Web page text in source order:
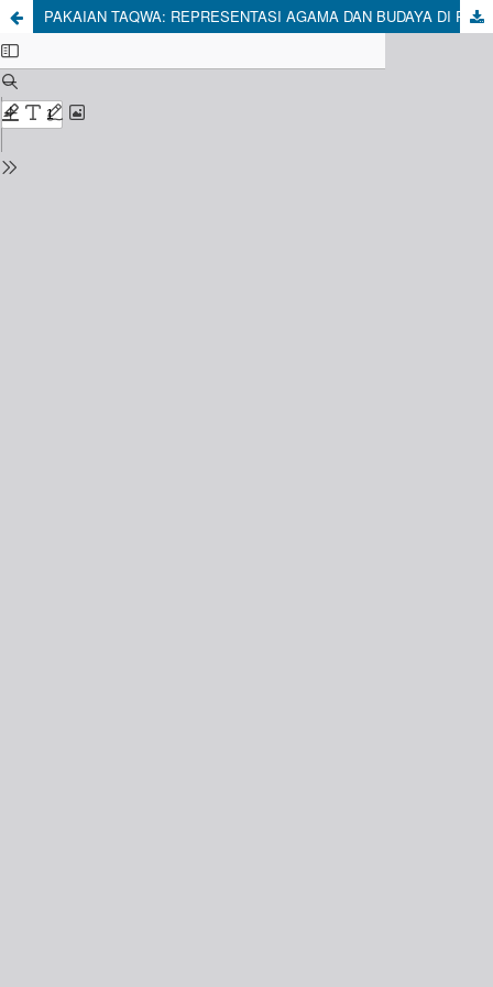
PAKAIAN TAQWA: REPRESENTASI AGAMA DAN BUDAYA DI PUSAT KEKUASAAN JAWA